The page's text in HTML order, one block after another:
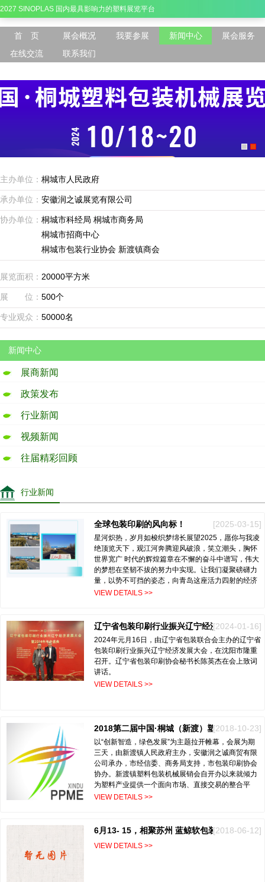
2027 SINOPLAS 国内最具影响力的塑料展览平台
首 页 展会概况 我要参展 新闻中心
展会服务
在线交流
联系我们
主办单位： 桐城市人民政府
承办单位： 安徽润之诚展览有限公司
协办单位： 桐城市科经局 桐城市商务局
桐城市招商中心
桐城市包装行业协会 新渡镇商会
展览面积： 20000平方米
展 位： 500个
专业观众： 50000名
新闻中心
展商新闻
政策发布
行业新闻
视频新闻
往届精彩回顾
行业新闻
全球包装印刷的风向标！ [2025-03-15]
星河炽热，岁月如梭织梦绵长展望2025，愿你与我凌
绝顶览天下，观江河奔腾迎风破浪，笑立潮头，胸怀
世界宽广 时代的辉煌篇章在不懈的奋斗中谱写，伟大
的梦想在坚韧不拔的努力中实现。让我们凝聚磅礴力
量，以势不可挡的姿态，向青岛这座活力四射的经济
都市进发。相约七月，当清凉的海风揭开…
VIEW DETAILS >>
辽宁省包装印刷行业振兴辽宁经济发展大会隆重召开
[2024-01-16]
2024年元月16日，由辽宁省包装联合会主办的辽宁省
包装印刷行业振兴辽宁经济发展大会，在沈阳市隆重
召开。辽宁省包装印刷协会秘书长陈英杰在会上致词
讲话。
VIEW DETAILS >>
2018第二届中国·桐城（新渡）塑料包装机械展销会圆满落幕
[2018-10-23]
以“创新智造，绿色发展”为主题拉开帷幕，会展为期
三天，由新渡镇人民政府主办，安徽润之诚商贸有限
公司承办，市经信委、商务局支持，市包装印刷协会
协办。新渡镇塑料包装机械展销会自开办以来就倾力
为塑料产业提供一个面向市场、直接交易的整合平
台。…
VIEW DETAILS >>
6月13- 15，相聚苏州 蓝鲸软包装展，我们已准备好明天欢迎围观！
[2018-06-12]
VIEW DETAILS >>